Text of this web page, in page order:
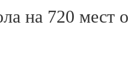
на 720 мест